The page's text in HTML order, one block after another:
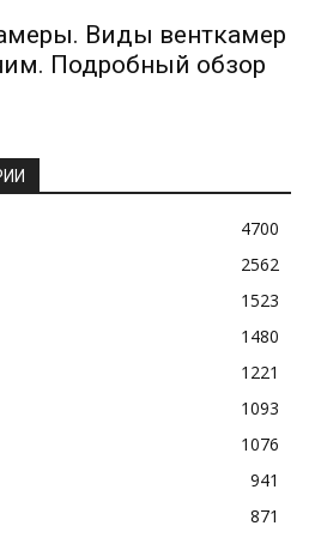
Виды венткамер
Подробный обзор
4700
2562
1523
1480
1221
1093
1076
941
871